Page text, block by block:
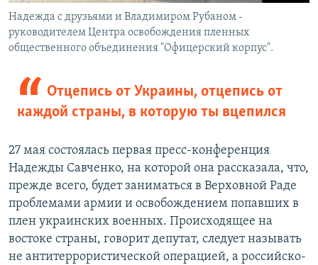
Надежда с друзьями и Владимиром Рубаном -
руководителем Центра освобождения пленных
общественного объединения "Офицерский корпус".
Отцепись от Украины, отцепись от
каждой страны, в которую ты вцепился
27 мая состоялась первая пресс-конференция
Надежды Савченко, на которой она рассказала, что,
прежде всего, будет заниматься в Верховной Раде
проблемами армии и освобождением попавших в
плен украинских военных. Происходящее на
востоке страны, говорит депутат, следует называть
не антитеррористической операцией, а российско-